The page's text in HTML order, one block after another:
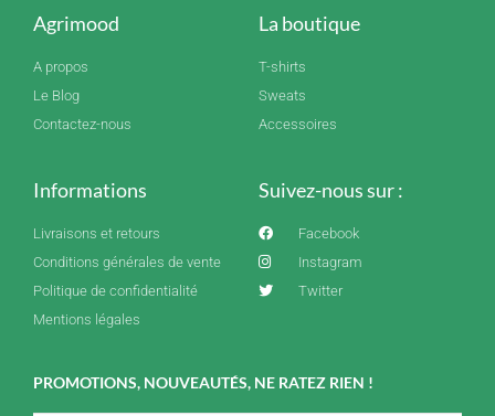
Agrimood
A propos
Le Blog
Contactez-nous
La boutique
T-shirts
Sweats
Accessoires
Informations
Livraisons et retours
Conditions générales de vente
Politique de confidentialité
Mentions légales
Suivez-nous sur :
Facebook
Instagram
Twitter
PROMOTIONS, NOUVEAUTÉS, NE RATEZ RIEN !